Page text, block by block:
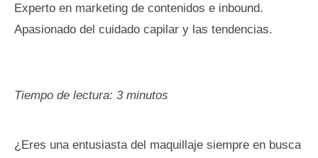
Experto en marketing de contenidos e inbound.
Apasionado del cuidado capilar y las tendencias.
Tiempo de lectura: 3 minutos
¿Eres una entusiasta del maquillaje siempre en busca